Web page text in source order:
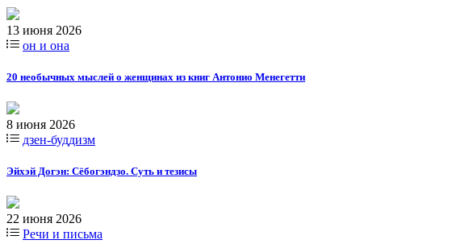
13 июня 2026
он и она
20 необычных мыслей о женщинах из книг Антонио Менегетти
8 июня 2026
дзен-буддизм
Эйхэй Догэн: Сёбогэндзо. Суть и тезисы
22 июня 2026
Речи и письма